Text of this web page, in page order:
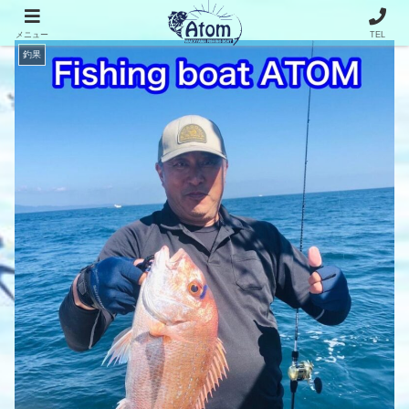
釣果
メニュー TEL